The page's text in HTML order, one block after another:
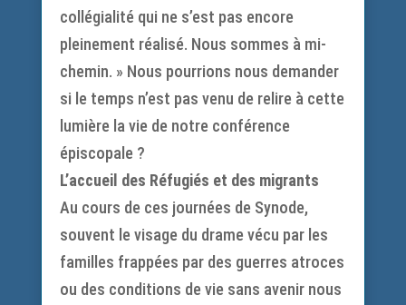
collégialité qui ne s’est pas encore
pleinement réalisé. Nous sommes à mi-
chemin. » Nous pourrions nous demander
si le temps n’est pas venu de relire à cette
lumière la vie de notre conférence
épiscopale ?
L’accueil des Réfugiés et des migrants
Au cours de ces journées de Synode,
souvent le visage du drame vécu par les
familles frappées par des guerres atroces
ou des conditions de vie sans avenir nous